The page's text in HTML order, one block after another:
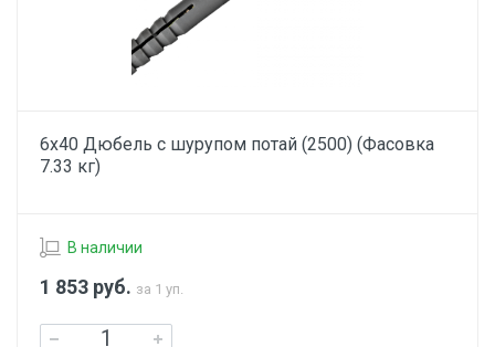
6х40 Дюбель с шурупом потай (2500) (Фасовка
7.33 кг)
В наличии
1 853 руб. за 1 уп.